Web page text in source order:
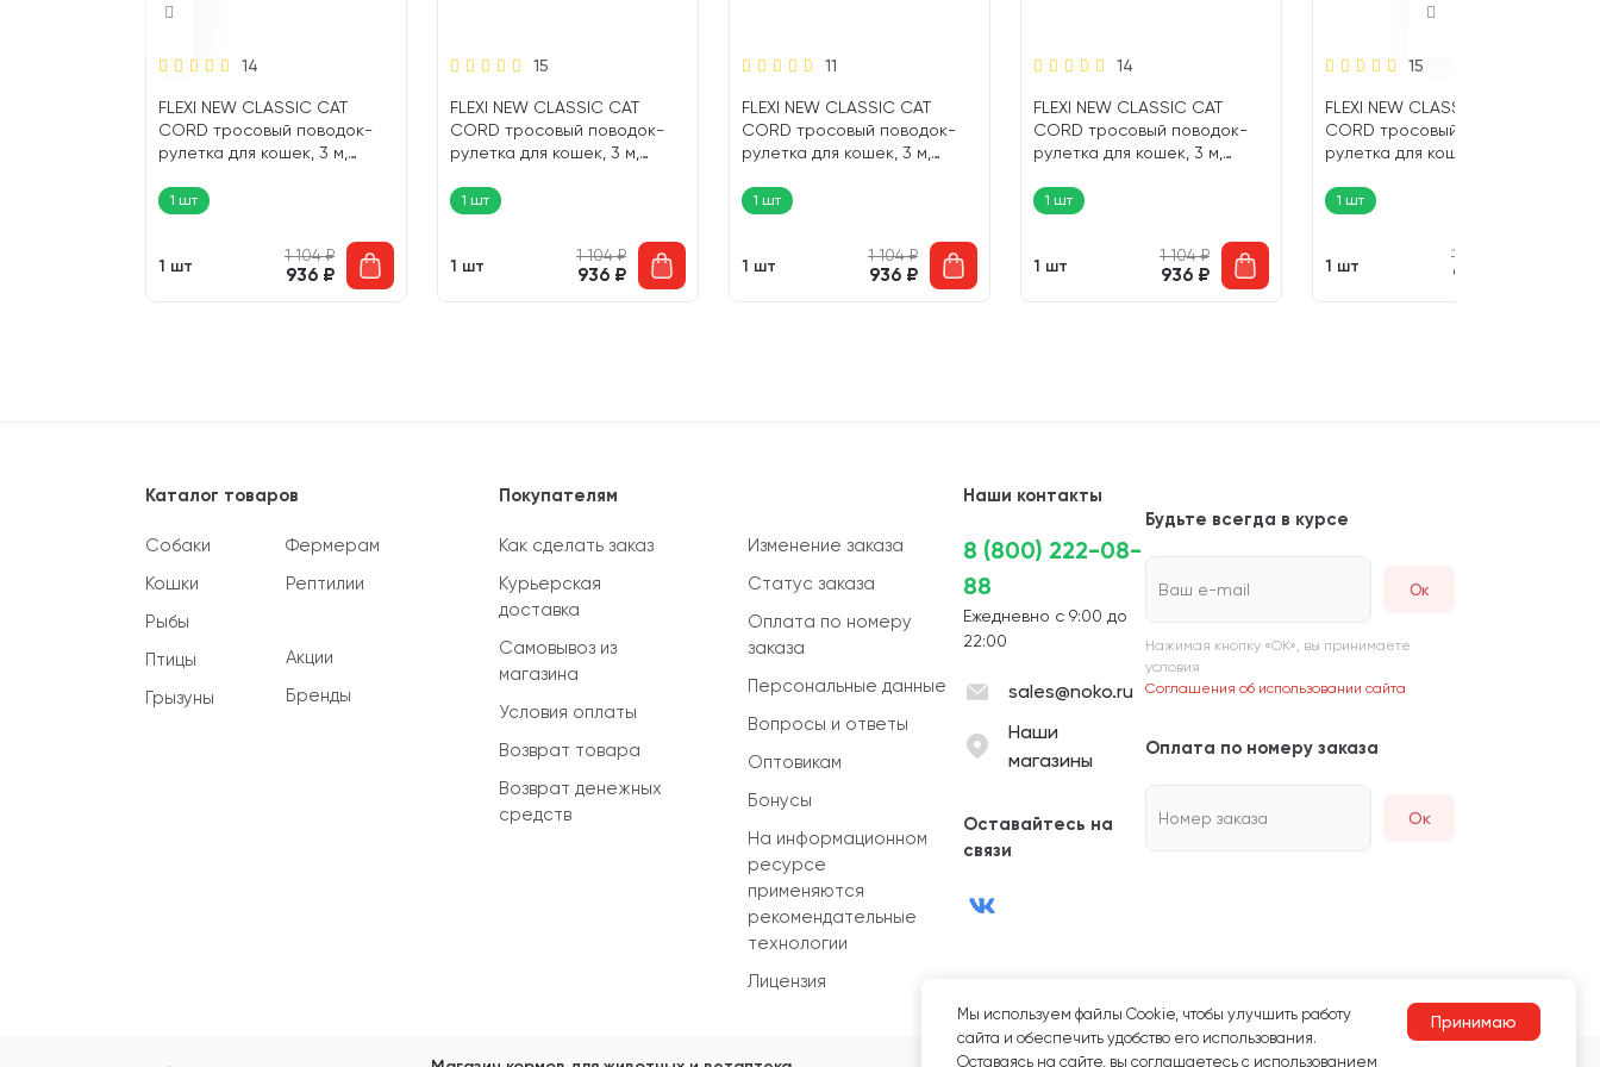
14
FLEXI NEW CLASSIC CAT
CORD тросовый поводок-
рулетка для кошек, 3 м,
1 шт
1 шт
1 104₽
936 ₽
15
FLEXI NEW CLASSIC CAT
CORD тросовый поводок-
рулетка для кошек, 3 м,
1 шт
1 шт
1 104₽
936 ₽
11
FLEXI NEW CLASSIC CAT
CORD тросовый поводок-
рулетка для кошек, 3 м,
1 шт
1 шт
1 104₽
936 ₽
14
FLEXI NEW CLASSIC CAT
CORD тросовый поводок-
рулетка для кошек, 3 м,
1 шт
1 шт
1 104₽
936 ₽
15
FLEXI NEW CLASSIC CAT
CORD тросовый поводок-
рулетка для кошек, 3 м,
1 шт
1 шт
1 104
936
Каталог товаров
Собаки
Кошки
Рыбы
Птицы
Грызуны
Фермерам
Рептилии
Акции
Бренды
Покупателям
Как сделать заказ
Курьерская
доставка
Самовывоз из
магазина
Условия оплаты
Возврат товара
Возврат денежных
средств
Изменение заказа
Статус заказа
Оплата по номеру
заказа
Персональные данные
Вопросы и ответы
Оптовикам
Бонусы
На информационном
ресурсе
применяются
рекомендательные
технологии
Лицензия
Наши контакты
8 (800) 222-08-
88
Ежедневно с 9:00 до
22:00
sales@noko.ru
Наши
магазины
Оставайтесь на
связи
Будьте всегда в курсе
Ваш e-mail
Нажимая кнопку «ОК», вы принимаете
условия
Соглашения об использовании сайта
Оплата по номеру заказа
Номер заказа Ок
Мы используем файлы Сookie, чтобы улучшить работу
сайта и обеспечить удобство его использования.
Оставаясь на сайте, вы соглашаетесь с использованием
Принимаю